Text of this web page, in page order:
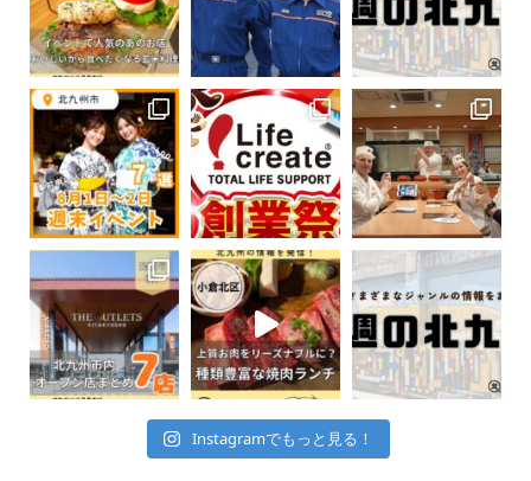
Instagramでもっと見る！